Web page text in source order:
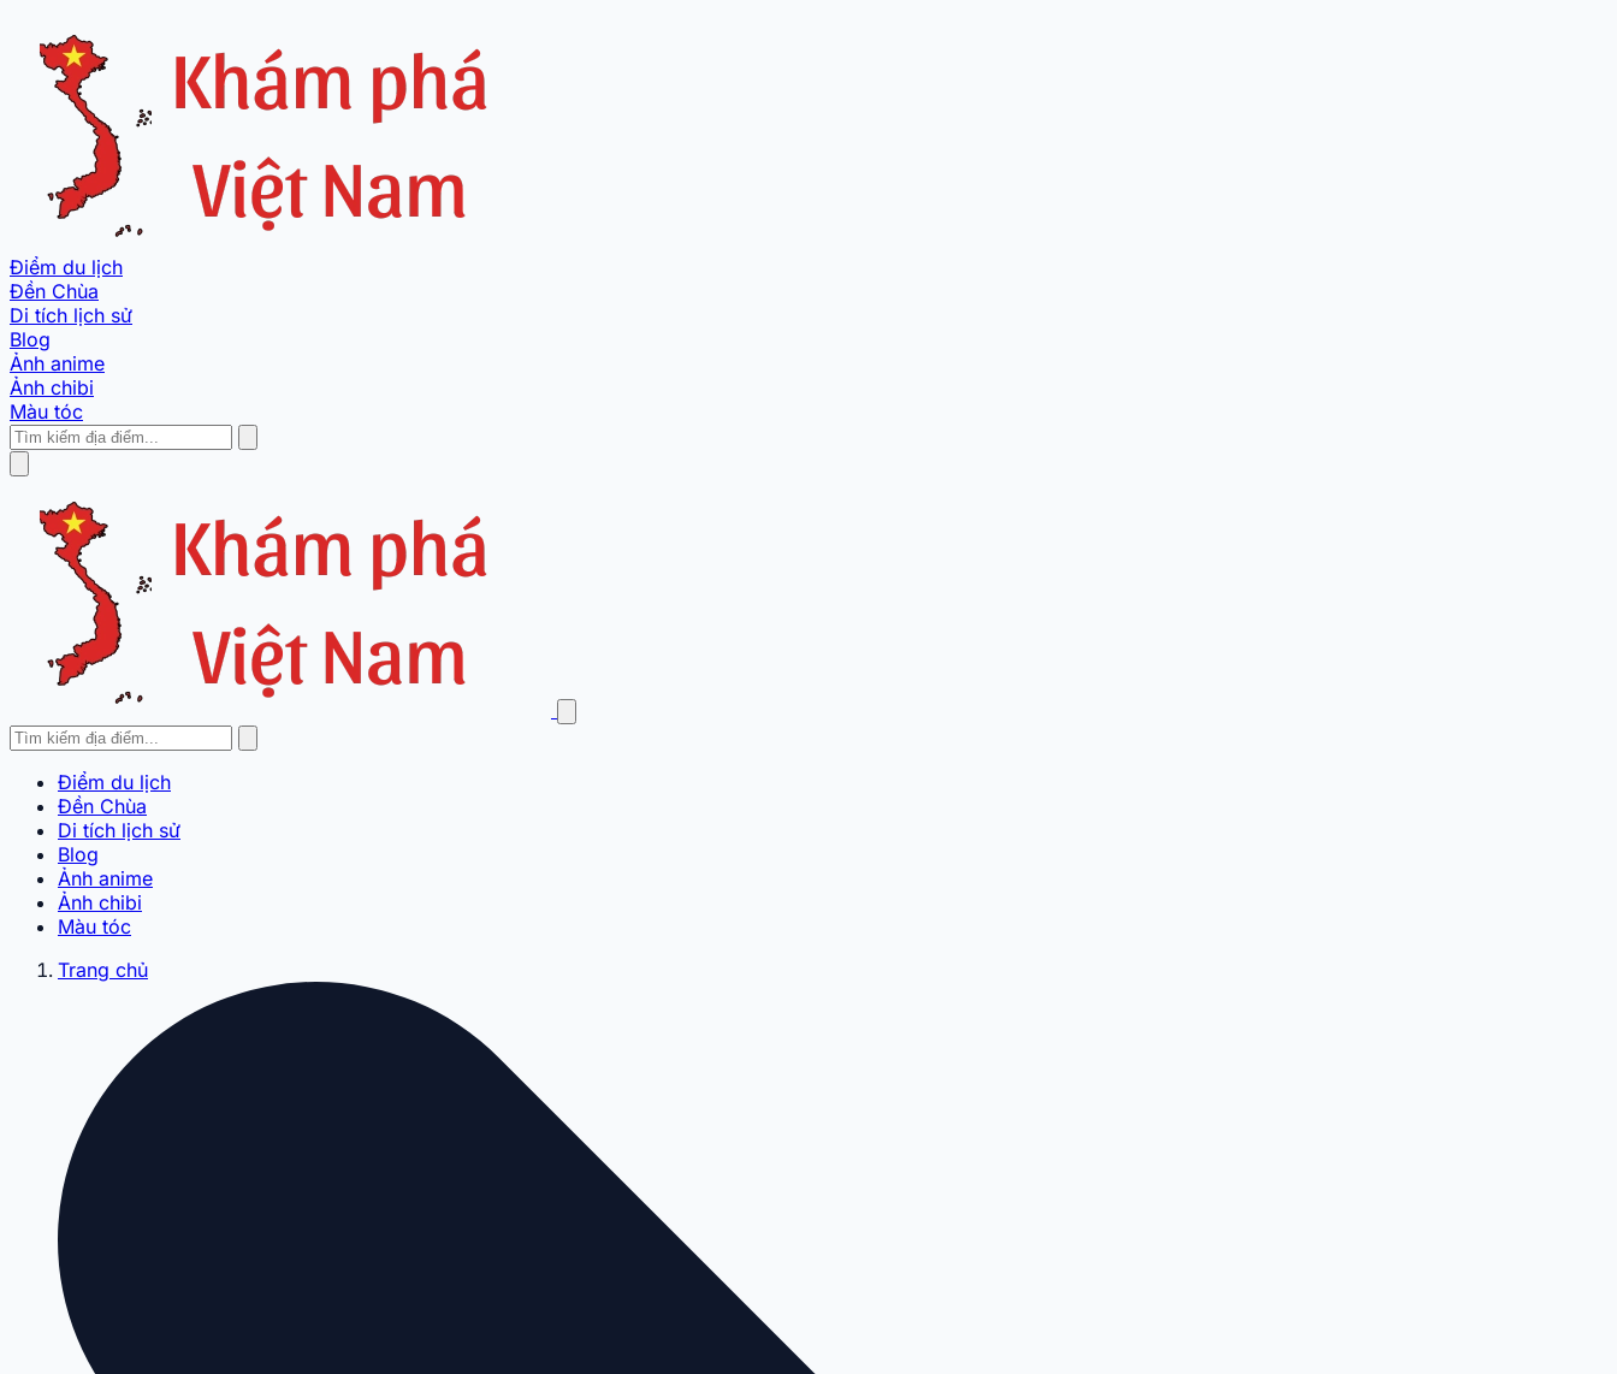
Điểm du lịch
Đền Chùa
Di tích lịch sử
Blog
Ảnh anime
Ảnh chibi
Màu tóc
Điểm du lịch
Đền Chùa
Di tích lịch sử
Blog
Ảnh anime
Ảnh chibi
Màu tóc
Trang chủ